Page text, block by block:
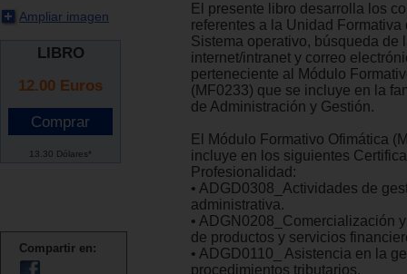
Ampliar imagen
LIBRO
12.00 Euros
13.30 Dólares*
Compartir en:
El presente libro desarrolla los
referentes a la Unidad Formativa
Sistema operativo, búsqueda de
internet/intranet y correo
perteneciente al Módulo
(MF0233) que se incluye en la
de Administración y Gestión.
El Módulo Formativo Ofimática
incluye en los siguientes
Profesionalidad:
• ADGD0308_Actividades de
administrativa.
• ADGN0208_Comercialización
de productos y servicios
• ADGD0110_ Asistencia en la
procedimientos tributarios.